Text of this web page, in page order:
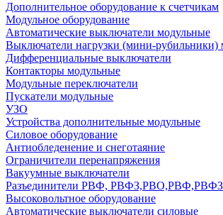
Дополнительное оборудование к счетчикам
Модульное оборудование
Автоматические выключатели модульные
Выключатели нагрузки (мини-рубильники)
Дифференциальные выключатели
Контакторы модульные
Модульные переключатели
Пускатели модульные
УЗО
Устройства дополнительные модульные
Силовое оборудование
Антиобледенение и снеготаяние
Ограничители перенапряжения
Вакуумные выключатели
Разъединители РВФ, РВФЗ,РВО,РВФ,РВФЗ
Высоковольтное оборудование
Автоматические выключатели cиловые